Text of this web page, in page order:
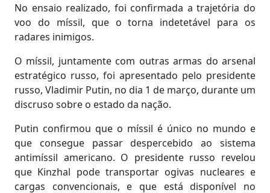
No ensaio realizado, foi confirmada a trajetória do
voo do míssil, que o torna indetetável para os
radares inimigos.
O míssil, juntamente com outras armas do arsenal
estratégico russo, foi apresentado pelo presidente
russo, Vladimir Putin, no dia 1 de março, durante um
discruso sobre o estado da nação.
Putin confirmou que o míssil é único no mundo e
que consegue passar despercebido ao sistema
antimíssil americano. O presidente russo revelou
que Kinzhal pode transportar ogivas nucleares e
cargas convencionais, e que está disponível no